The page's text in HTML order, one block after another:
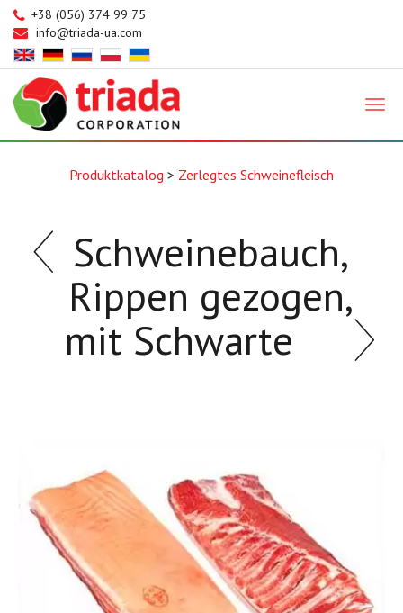
+38 (056) 374 99 75
info@triada-ua.com
Produktkatalog > Zerlegtes Schweinefleisch
Schweinebauch,
Rippen gezogen,
mit Schwarte